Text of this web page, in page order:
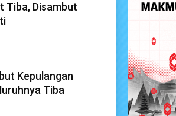
Tiba, Disambut
Kepulangan
Tiba